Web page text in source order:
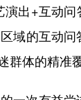
出+互动
域的互动
体的精准覆